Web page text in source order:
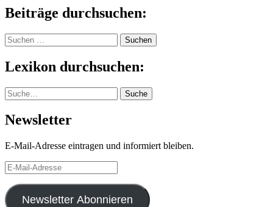
Beiträge durchsuchen:
Suchen
nach:
Lexikon durchsuchen:
Suche Suche
Newsletter
E-Mail-Adresse eintragen und informiert bleiben.
E-
Mail-
Adresse
Newsletter Abonnieren